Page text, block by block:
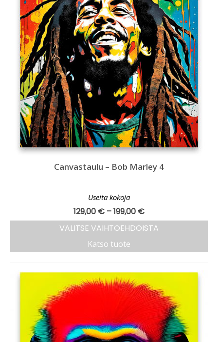
Canvastaulu – Bob Marley 4
Useita kokoja
129,00 € –199,00 €
VALITSE VAIHTOEHDOISTA
Katso tuote